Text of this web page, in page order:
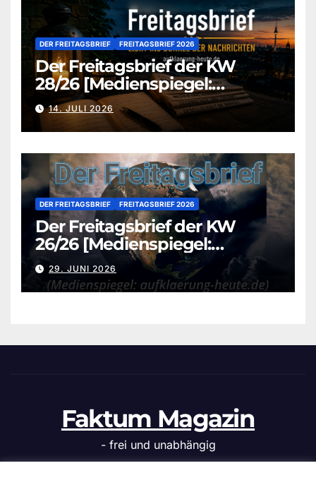
DER FREITAGSBRIEF FREITAGSBRIEF 2026
Der Freitagsbrief der KW
28/26 [Medienspiegel:
aufklaerung-heute.de]
14. JULI 2026
DER FREITAGSBRIEF FREITAGSBRIEF 2026
Der Freitagsbrief der KW
26/26 [Medienspiegel:
aufklaerung-heute.de]
29. JUNI 2026
Faktum Magazin
- frei und unabhängig